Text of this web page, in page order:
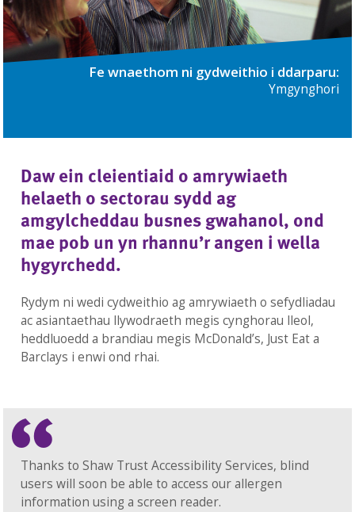
Fe wnaethom ni gydweithio i ddarparu:
Ymgynghori
Daw ein cleientiaid o amrywiaeth
helaeth o sectorau sydd ag
amgylcheddau busnes gwahanol, ond
mae pob un yn rhannu’r angen i wella
hygyrchedd.
Rydym ni wedi cydweithio ag amrywiaeth o sefydliadau
ac asiantaethau llywodraeth megis cynghorau lleol,
heddluoedd a brandiau megis McDonald’s, Just Eat a
Barclays i enwi ond rhai.
Thanks to Shaw Trust Accessibility Services, blind
users will soon be able to access our allergen
information using a screen reader.